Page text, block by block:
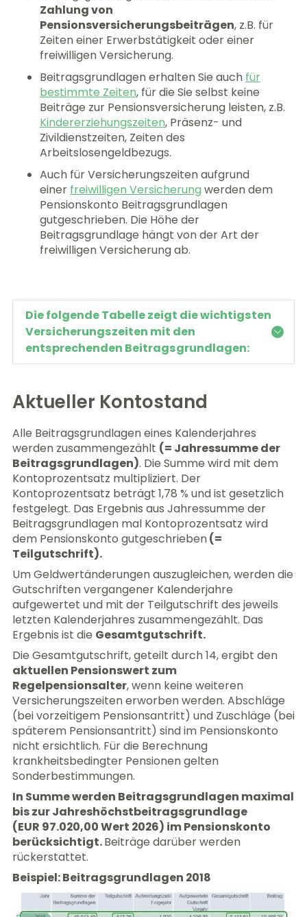
Zahlung von
Pensionsversicherungsbeiträgen, z.B. für
Zeiten einer Erwerbstätigkeit oder einer
freiwilligen Versicherung.
Beitragsgrundlagen erhalten Sie auch für
bestimmte Zeiten, für die Sie selbst keine
Beiträge zur Pensionsversicherung leisten, z.B.
Kindererziehungszeiten, Präsenz- und
Zivildienstzeiten, Zeiten des
Arbeitslosengeldbezugs.
Auch für Versicherungszeiten aufgrund
einer freiwilligen Versicherung werden dem
Pensionskonto Beitragsgrundlagen
gutgeschrieben. Die Höhe der
Beitragsgrundlage hängt von der Art der
freiwilligen Versicherung ab.
Die folgende Tabelle zeigt die wichtigsten
Versicherungszeiten mit den
entsprechenden Beitragsgrundlagen:
Aktueller Kontostand
Alle Beitragsgrundlagen eines Kalenderjahres
werden zusammengezählt (= Jahressumme der
Beitragsgrundlagen). Die Summe wird mit dem
Kontoprozentsatz multipliziert. Der
Kontoprozentsatz beträgt 1,78 % und ist gesetzlich
festgelegt. Das Ergebnis aus Jahressumme der
Beitragsgrundlagen mal Kontoprozentsatz wird
dem Pensionskonto gutgeschrieben(=
Teilgutschrift).
Um Geldwertänderungen auszugleichen, werden die
Gutschriften vergangener Kalenderjahre
aufgewertet und mit der Teilgutschrift des jeweils
letzten Kalenderjahres zusammengezählt. Das
Ergebnis ist die Gesamtgutschrift.
Die Gesamtgutschrift, geteilt durch 14, ergibt den
aktuellen Pensionswert zum
Regelpensionsalter, wenn keine weiteren
Versicherungszeiten erworben werden. Abschläge
(bei vorzeitigem Pensionsantritt) und Zuschläge (bei
späterem Pensionsantritt) sind im Pensionskonto
nicht ersichtlich. Für die Berechnung
krankheitsbedingter Pensionen gelten
Sonderbestimmungen.
In Summe werden Beitragsgrundlagen maximal
bis zur Jahreshöchstbeitragsgrundlage
(EUR 97.020,00Wert 2026) im Pensionskonto
berücksichtigt.Beiträge darüber werden
rückerstattet.
Beispiel: Beitragsgrundlagen 2018